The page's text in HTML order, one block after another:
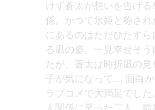
けず蒼太が想いを告げる
係。かつて氷姫と称され
にあるのはただひたすら
る凪の姿。一見幸せそ
たが、蒼太は時折凪の
子が気になって… 面白
ラブコメで大満足でし
人関係に至った二人。